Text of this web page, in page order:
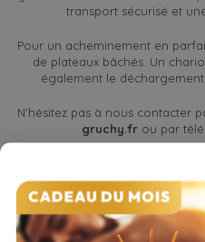
transport sécurisé et
Pour un acheminement en
de plateaux bâchés. Un
également le
N'hésitez pas à nous contacter
gruchy.frou par
Bois de
Les zones